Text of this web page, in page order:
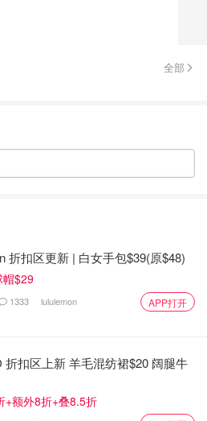
全部
折扣区更新 | 白女手包$39(原$48)
帽$29
1333 lululemon APP打开
折扣区上新 羊毛混纺裙$20 阔腿牛
+额外8折+叠8.5折